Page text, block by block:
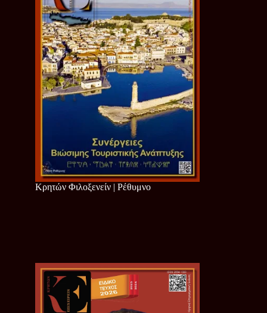
Κρητών Φιλοξενείν | Ρέθυμνο